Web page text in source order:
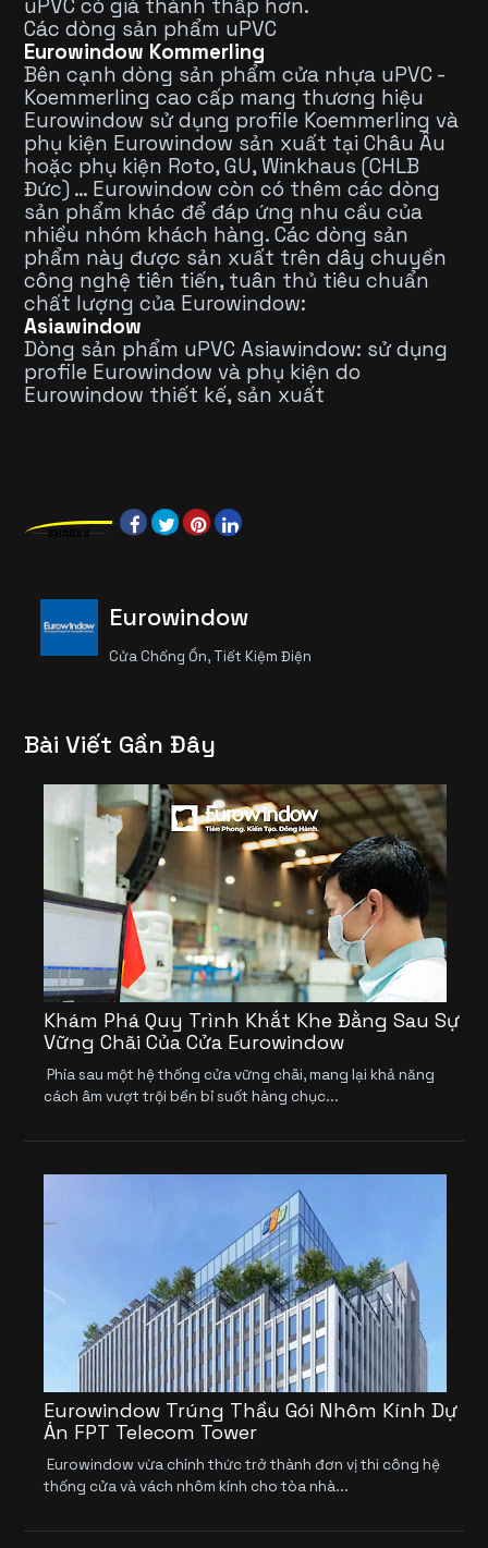
uPVC có giá thành thấp hơn.
Các dòng sản phẩm uPVC
Eurowindow Kommerling
Bên cạnh dòng sản phẩm cửa nhựa uPVC -
Koemmerling cao cấp mang thương hiệu
Eurowindow sử dụng profile Koemmerling và
phụ kiện Eurowindow sản xuất tại Châu Âu
hoặc phụ kiện Roto, GU, Winkhaus (CHLB
Đức) … Eurowindow còn có thêm các dòng
sản phẩm khác để đáp ứng nhu cầu của
nhiều nhóm khách hàng. Các dòng sản
phẩm này được sản xuất trên dây chuyền
công nghệ tiên tiến, tuân thủ tiêu chuẩn
chất lượng của Eurowindow:
Asiawindow
Dòng sản phẩm uPVC Asiawindow: sử dụng
profile Eurowindow và phụ kiện do
Eurowindow thiết kế, sản xuất
SHARES
Eurowindow
Cửa Chống Ồn, Tiết Kiệm Điện
Bài Viết Gần Đây
Khám Phá Quy Trình Khắt Khe Đằng Sau Sự
Vững Chãi Của Cửa Eurowindow
Phía sau một hệ thống cửa vững chãi, mang lại khả năng
cách âm vượt trội bền bỉ suốt hàng chục...
Eurowindow Trúng Thầu Gói Nhôm Kính Dự
Án FPT Telecom Tower
Eurowindow vừa chính thức trở thành đơn vị thi công hệ
thống cửa và vách nhôm kính cho tòa nhà...